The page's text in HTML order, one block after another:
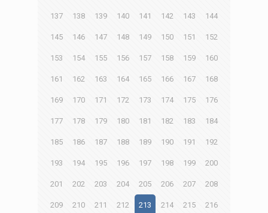
137 138 139 140 141 142 143 144
145 146 147 148 149 150 151 152
153 154 155 156 157 158 159 160
161 162 163 164 165 166 167 168
169 170 171 172 173 174 175 176
177 178 179 180 181 182 183 184
185 186 187 188 189 190 191 192
193 194 195 196 197 198 199 200
201 202 203 204 205 206 207 208
209 210 211 212 213 214 215 216